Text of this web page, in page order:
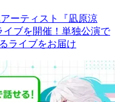
ーティスト『凪原涼
ブを開催！単独公演で
ライブをお届け